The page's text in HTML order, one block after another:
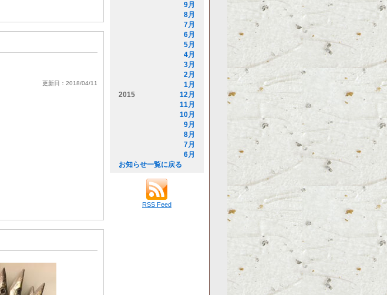
更新日：2018/04/11
9月
8月
7月
6月
5月
4月
3月
2月
1月
2015
12月
11月
10月
9月
8月
7月
6月
お知らせ一覧に戻る
RSS Feed